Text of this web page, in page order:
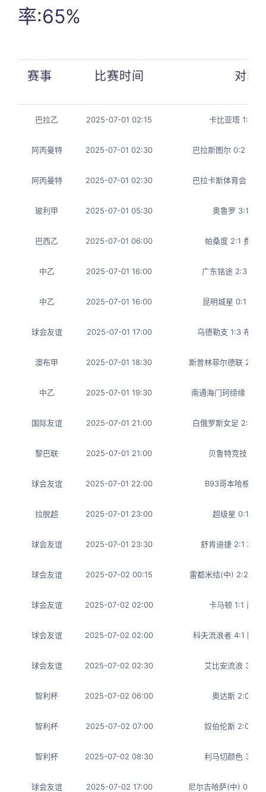
率:65%
赛事 比赛时间 对阵
巴拉乙 2025-07-01 02:15 卡比亚塔 1:1 卡
阿丙曼特 2025-07-01 02:30 巴拉斯图尔 0:2 罗萨
阿丙曼特 2025-07-01 02:30 巴拉卡斯体育会 2:2
玻利甲 2025-07-01 05:30 奥鲁罗 3:1 威
巴西乙 2025-07-01 06:00 帕桑度 2:1 费罗
中乙 2025-07-01 16:00 广东铭途 2:3 武
中乙 2025-07-01 16:00 昆明城星 0:1 成都
球会友谊 2025-07-01 17:00 乌德勒支 1:3 布加
澳布甲 2025-07-01 18:30 斯普林菲尔德联 2:4
中乙 2025-07-01 19:30 南通海门珂缔缘 1:1
国际友谊 2025-07-01 21:00 白俄罗斯女足 2:0 阿
黎巴联 2025-07-01 21:00 贝鲁特竞技 1:4
球会友谊 2025-07-01 22:00 B93哥本哈根 3:0
拉脱超 2025-07-01 23:00 超级星 0:1 奥
球会友谊 2025-07-01 23:30 舒肯迪捷 2:1 地拉
球会友谊 2025-07-02 00:15 雷都米结(中) 2:2 萨
球会友谊 2025-07-02 02:00 卡马顿 1:1 西哈
球会友谊 2025-07-02 02:00 科夫流浪者 4:1 因弗
球会友谊 2025-07-02 02:30 艾比安流浪 3:3
智利杯 2025-07-02 06:00 奥达斯 2:0 迪
智利杯 2025-07-02 07:00 奴伯伦斯 2:0 马
智利杯 2025-07-02 08:30 利马切颜色 3:0
球会友谊 2025-07-02 17:00 尼尔吉哈萨(中) 0:5